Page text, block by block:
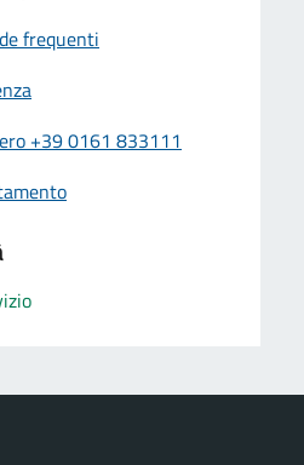
frequenti
+39 0161 833111